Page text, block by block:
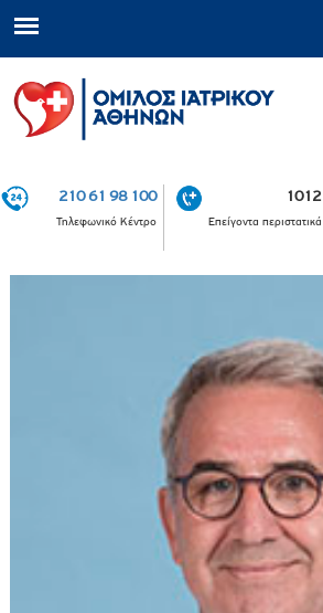
210 61 98 100
Τηλεφωνικό Κέντρο
1012
Επείγοντα περιστατικά